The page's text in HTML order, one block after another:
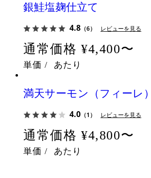
銀鮭塩麹仕立て
4.8 （6） レビューを見る
通常価格 ¥4,400〜
単価 / あたり
満天サーモン（フィーレ）
4.0 （1） レビューを見る
通常価格 ¥4,800〜
単価 / あたり